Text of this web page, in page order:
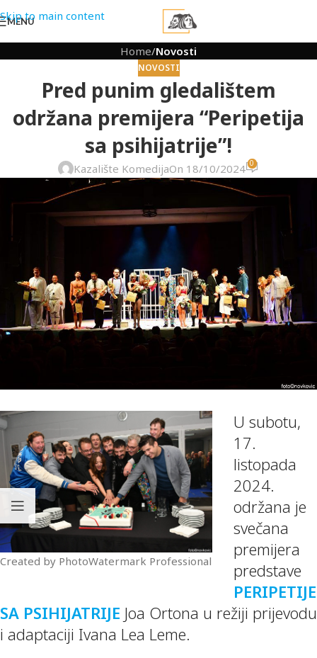
Skip to main content
MENU
Home/Novosti
NOVOSTI
Pred punim gledalištem
održana premijera “Peripetija
sa psihijatrije”!
Kazalište KomedijaOn 18/10/2024 0
Created by PhotoWatermark Professional
U subotu,
17.
listopada
2024.
održana je
svečana
premijera
predstave
PERIPETIJE
SA PSIHIJATRIJE Joa Ortona u režiji prijevodu
i adaptaciji Ivana Lea Leme.